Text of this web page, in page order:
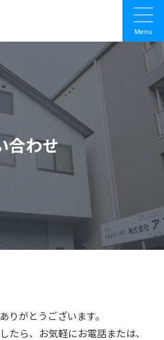
Menu
合わせ
りがとうございます。
たら、お気軽にお電話または、